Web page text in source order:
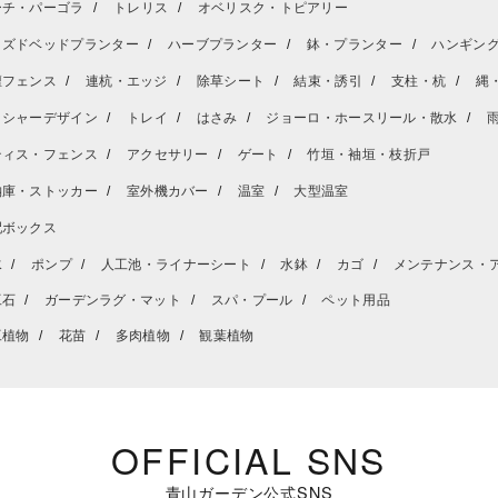
・パーゴラ トレリス オベリスク・トピアリー
ドベッドプランター ハーブプランター 鉢・プランター ハンギン
ェンス 連杭・エッジ 除草シート 結束・誘引 支柱・杭 縄
ャーデザイン トレイ はさみ ジョーロ・ホースリール・散水
ス・フェンス アクセサリー ゲート 竹垣・袖垣・枝折戸
・ストッカー 室外機カバー 温室 大型温室
ックス
ポンプ 人工池・ライナーシート 水鉢 カゴ メンテナンス・
ガーデンラグ・マット スパ・プール ペット用品
物 花苗 多肉植物 観葉植物
OFFICIAL SNS
青山ガーデン公式SNS